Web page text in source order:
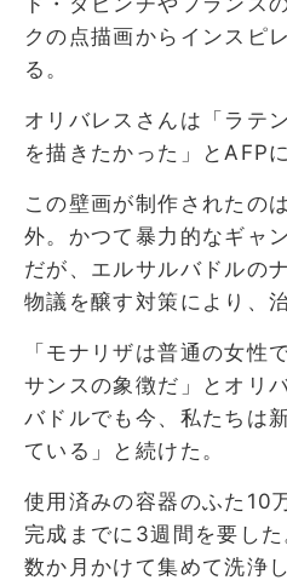
クの点描画からインスピ
る。
オリバレスさんは「ラテ
を描きたかった」とAFP
この壁画が制作されたの
外。かつて暴力的なギャ
だが、エルサルバドルの
物議を醸す対策により、
「モナリザは普通の女性
サンスの象徴だ」とオリ
バドルでも今、私たちは
ている」と続けた。
使用済みの容器のふた10
完成までに3週間を要し
数か月かけて集めて洗浄